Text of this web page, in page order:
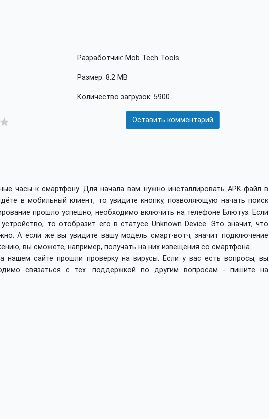
Разработчик: Mob Tech Tools
Размер: 8.2 MB
Количество загрузок: 5900
★ Оставить комментарий
часы к смартфону. Для начала вам нужно инсталлировать APK-файл в
в мобильный клиент, то увидите кнопку, позволяющую начать поиск
прошло успешно, необходимо включить на телефоне Блютуз. Если
то отобразит его в статусе Unknown Device. Это значит, что
А если же вы увидите вашу модель смарт-вотч, значит подключение
вы сможете, например, получать на них извещения со смартфона.
нашем сайте прошли проверку на вирусы. Если у вас есть вопросы, вы
связаться с тех. поддержкой по другим вопросам - пишите на